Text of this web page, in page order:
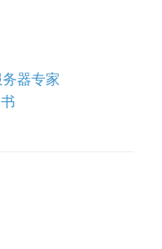
器专家